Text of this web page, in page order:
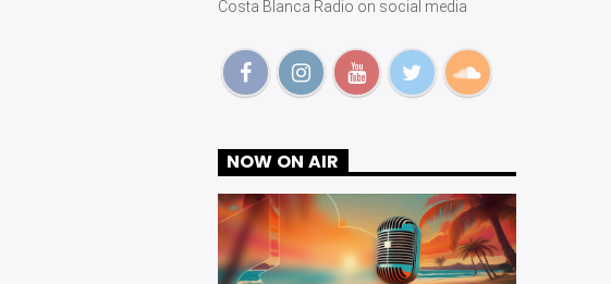
Costa Blanca Radio on social media
NOW ON AIR